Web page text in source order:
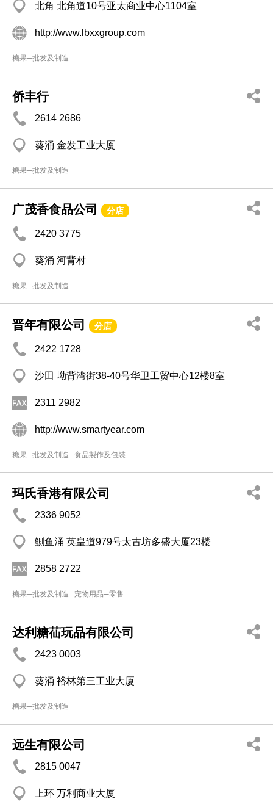
北角 北角道10号亚太商业中心1104室
http://www.lbxxgroup.com
糖果─批发及制造
侨丰行
2614 2686
葵涌 金发工业大厦
糖果─批发及制造
广茂香食品公司 分店
2420 3775
葵涌 河背村
糖果─批发及制造
晋年有限公司 分店
2422 1728
沙田 坳背湾街38-40号华卫工贸中心12楼8室
2311 2982
http://www.smartyear.com
糖果─批发及制造 食品製作及包裝
玛氏香港有限公司
2336 9052
鰂鱼涌 英皇道979号太古坊多盛大厦23楼
2858 2722
糖果─批发及制造 宠物用品─零售
达利糖苮玩品有限公司
2423 0003
葵涌 裕林第三工业大厦
糖果─批发及制造
远生有限公司
2815 0047
上环 万利商业大厦